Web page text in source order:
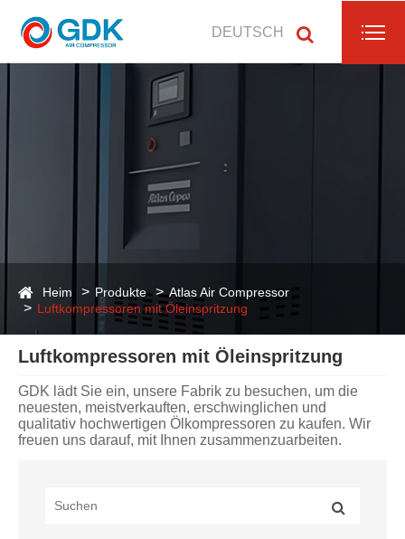
DEUTSCH
Heim Produkte
Atlas Air Compressor
Luftkompressoren mit Öleinspritzung
Luftkompressoren mit Öleinspritzung
GDK lädt Sie ein, unsere Fabrik zu besuchen, um die
neuesten, meistverkauften, erschwinglichen und
qualitativ hochwertigen Ölkompressoren zu kaufen. Wir
freuen uns darauf, mit Ihnen zusammenzuarbeiten.